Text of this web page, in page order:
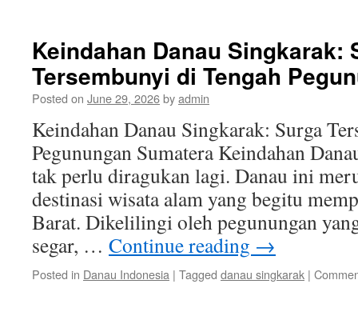
Keindahan Danau Singkarak:
Tersembunyi di Tengah
Posted on June 29, 2026byadmin
Keindahan Danau Singkarak: Surga
Pegunungan Sumatera Keindahan
tak perlu diragukan lagi. Danau ini
destinasi wisata alam yang begitu
Barat. Dikelilingi oleh pegunungan
segar, … Continue reading →
Posted in Danau Indonesia | Tagged danau singkarak |